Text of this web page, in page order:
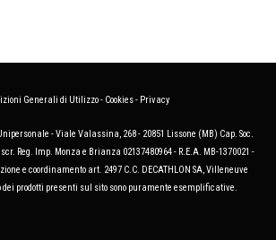
Generali di Utilizzo- Cookies- Privacy
- Viale Valassina, 268 - 20851 Lissone (MB) Cap. Soc.
Reg. Imp. Monza e Brianza 02137480964 - R.E.A. MB-1370021 -
e coordinamento art. 2497 C.C. DECATHLON SA, Villeneuve
dei prodotti presenti sul sito sono puramente esemplificative.